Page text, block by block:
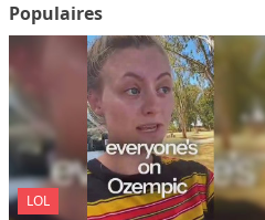
Populaires
LOL